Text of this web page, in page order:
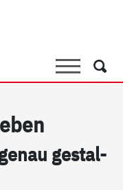
SucheSuche
ge­stal­